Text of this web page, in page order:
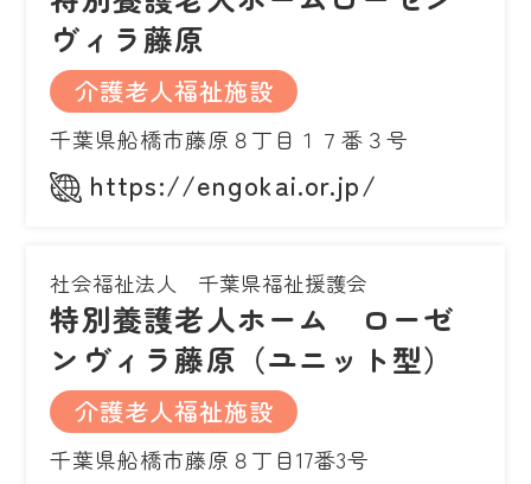
ヴィラ藤原
介護老人福祉施設
千葉県船橋市藤原８丁目１７番３号
https://engokai.or.jp/
社会福祉法人 千葉県福祉援護会
特別養護老人ホーム ローゼ
ンヴィラ藤原（ユニット型）
介護老人福祉施設
千葉県船橋市藤原８丁目17番3号